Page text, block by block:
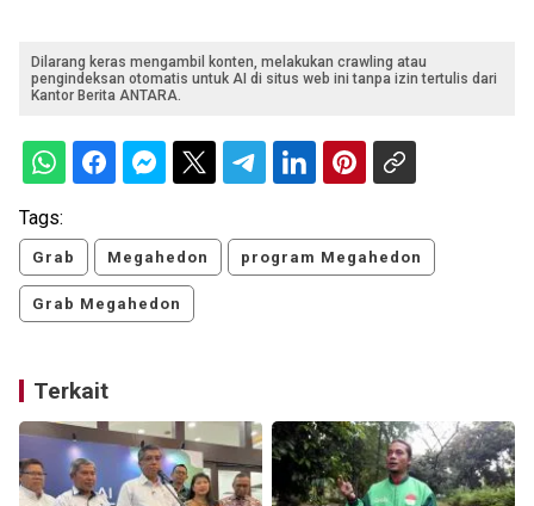
Dilarang keras mengambil konten, melakukan crawling atau
pengindeksan otomatis untuk AI di situs web ini tanpa izin tertulis dari
Kantor Berita ANTARA.
Tags:
Grab Megahedon program Megahedon
Grab Megahedon
Terkait